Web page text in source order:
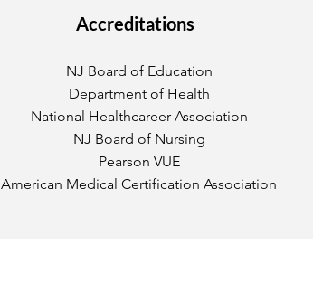
Accreditations
NJ Board of Education
Department of Health
National Healthcareer Association
NJ Board of Nursing
Pearson VUE
American Medical Certification Association